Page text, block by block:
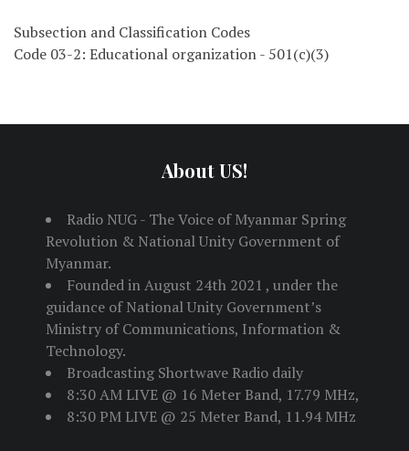
Subsection and Classification Codes
Code 03-2: Educational organization - 501(c)(3)
About US!
Radio NUG - The Voice of Myanmar Spring
Revolution & National Unity Government of
Myanmar.
Founded in August 24th 2021 , under the
guidance of National Unity Government’s
Ministry of Communications, Information &
Technology.
Broadcasting Shortwave Radio daily
8:30 AM LIVE @ 16 Meter Band, 17.79 MHz,
8:30 PM LIVE @ 25 Meter Band, 11.94 MHz